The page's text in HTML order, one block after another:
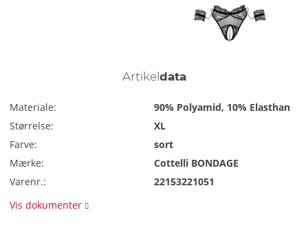
Artikeldata
Materiale:
90% Polyamid, 10% Elasthan
Størrelse:
XL
Farve:
sort
Mærke:
Cottelli BONDAGE
Varenr.:
22153221051
Vis dokumenter